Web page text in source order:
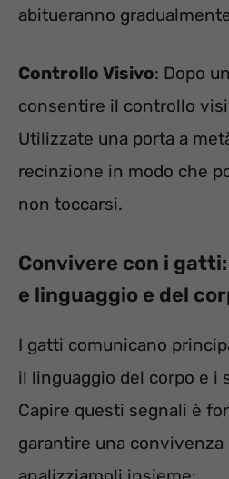
abitueranno
Controllo Visivo: Dopo
consentire il controllo
Utilizzate una porta a
recinzione in modo che
non toccarsi.
Convivere con i
e linguaggio e del
I gatti comunicano
il linguaggio del corpo e i
Capire questi segnali è
garantire una convivenza